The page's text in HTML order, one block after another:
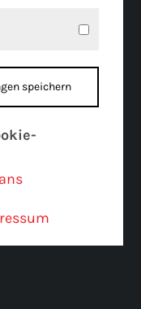
speichern
bei der
absolut
zu